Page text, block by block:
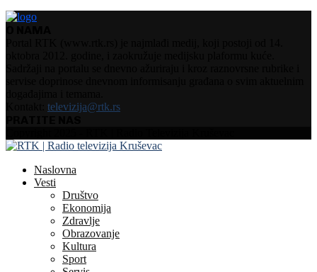
televizija@rtk.rs
Naslovna
Vesti
Društvo
Ekonomija
Zdravlje
Obrazovanje
Kultura
Sport